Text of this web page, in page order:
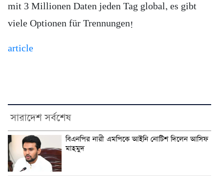
mit 3 Millionen Daten jeden Tag global, es gibt
viele Optionen für Trennungen!
article
সারাদেশ সর্বশেষ
বিএনপির নারী এমপিকে আইনি নোটিশ দিলেন আসিফ
মাহমুদ